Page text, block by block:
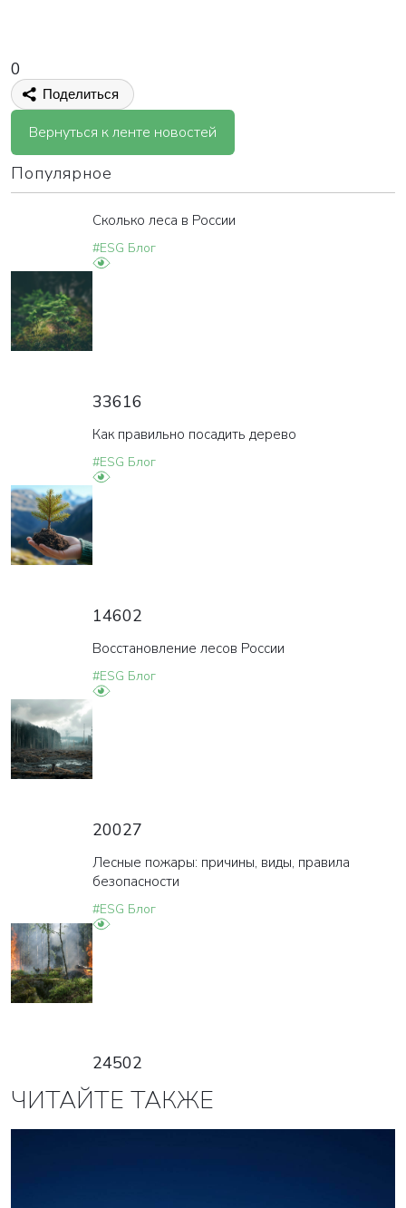
0
Поделиться
Вернуться к ленте новостей
Популярное
Сколько леса в России
#ESG Блог
33616
Как правильно посадить дерево
#ESG Блог
14602
Восстановление лесов России
#ESG Блог
20027
Лесные пожары: причины, виды, правила
безопасности
#ESG Блог
24502
ЧИТАЙТЕ ТАКЖЕ